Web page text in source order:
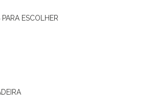
PARA ESCOLHER